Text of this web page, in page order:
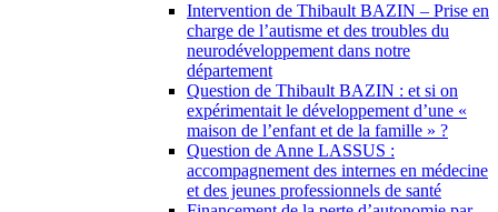
Intervention de Thibault BAZIN – Prise en
charge de l’autisme et des troubles du
neurodéveloppement dans notre
département
Question de Thibault BAZIN : et si on
expérimentait le développement d’une «
maison de l’enfant et de la famille » ?
Question de Anne LASSUS :
accompagnement des internes en médecine
et des jeunes professionnels de santé